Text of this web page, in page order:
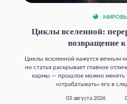
Циклы вселенной:
возвращение
Циклы вселенной кажутся вечным
но статья раскрывает главное
кармы — прошлое можно менять
«отрабатывать» его в
03 августа 2026